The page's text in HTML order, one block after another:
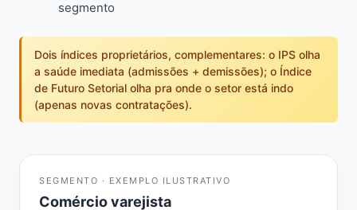
segmento
Dois índices proprietários, complementares: o IPS olha
a saúde imediata (admissões + demissões); o Índice
de Futuro Setorial olha pra onde o setor está indo
(apenas novas contratações).
SEGMENTO · EXEMPLO ILUSTRATIVO
Comércio varejista